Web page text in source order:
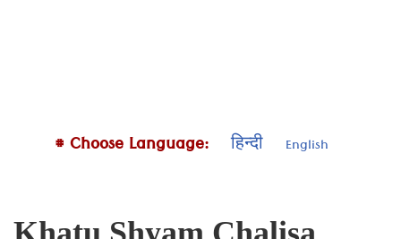
# Choose Language: हिन्दी English